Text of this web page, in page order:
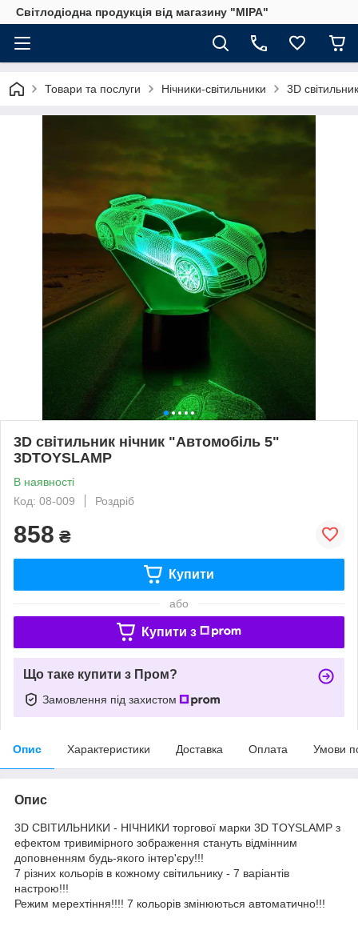
Світлодіодна продукція від магазину "МІРА"
Товари та послуги Нічники-світильники 3D
3D світильник нічник "Автомобіль 5"
3DTOYSLAMP
В наявності
Код: 08-009
Роздріб
858 ₴
Купити
або
Купити з
Що таке купити з Пром?
Замовлення під захистом
Опис Характеристики Доставка Оплата Умови
Опис
3D СВІТИЛЬНИКИ - НІЧНИКИ торгової марки 3D TOYSLAMP з
ефектом тривимірного зображення стануть відмінним
доповненням будь-якого інтер'єру!!!
7 різних кольорів в кожному світильнику - 7 варіантів
настрою!!!
Режим мерехтіння!!!! 7 кольорів змінюються автоматично!!!